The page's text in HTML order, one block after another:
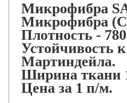
Микрофибра
Микрофибра
Плотность -
Устойчивость
Мартиндейла.
Ширина ткани
Цена за 1 п/м.